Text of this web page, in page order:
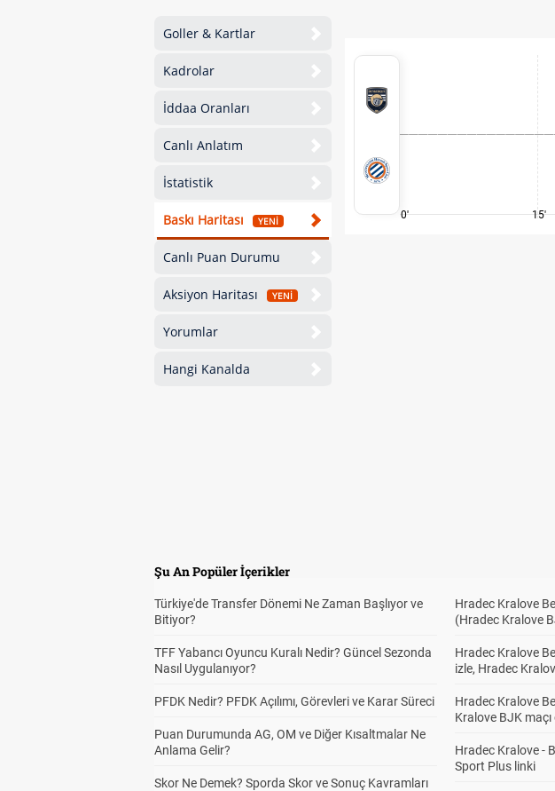
Goller & Kartlar
Kadrolar
İddaa Oranları
Canlı Anlatım
İstatistik
Baskı Haritası YENİ
Canlı Puan Durumu
Aksiyon Haritası YENİ
Yorumlar
Hangi Kanalda
0' 15'
Şu An Popüler İçerikler
Türkiye'de Transfer Dönemi Ne Zaman Başlıyor ve
Bitiyor?
TFF Yabancı Oyuncu Kuralı Nedir? Güncel Sezonda
Nasıl Uygulanıyor?
PFDK Nedir? PFDK Açılımı, Görevleri ve Karar Süreci
Puan Durumunda AG, OM ve Diğer Kısaltmalar Ne
Anlama Gelir?
Skor Ne Demek? Sporda Skor ve Sonuç Kavramları
Hradec Kralove
(Hradec Kralove
Hradec Kralove
izle, Hradec
Hradec Kralove
Kralove BJK maçı
Hradec Kralove -
Sport Plus linki